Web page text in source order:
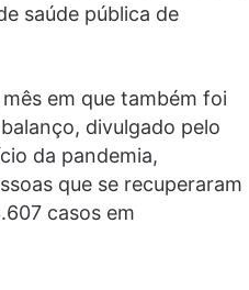
saúde pública de
em que também foi
divulgado pelo
da pandemia,
que se recuperaram
casos em